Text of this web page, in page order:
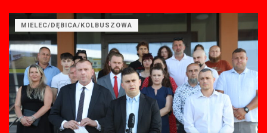
MIELEC/DĘBICA/KOLBUSZOWA